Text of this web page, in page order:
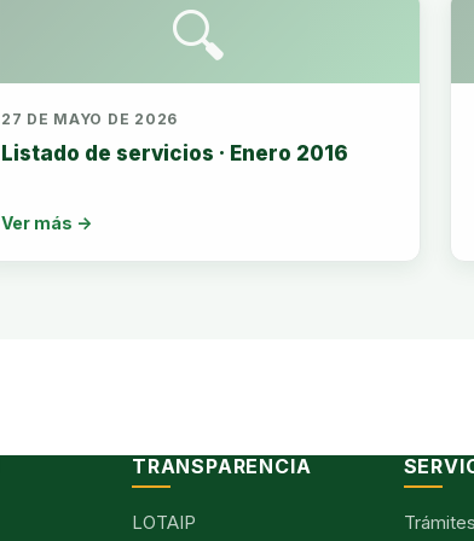
🔍
27 DE MAYO DE 2026
Listado de servicios · Enero 2016
Ver más →
TRANSPARENCIA
LOTAIP Trámites